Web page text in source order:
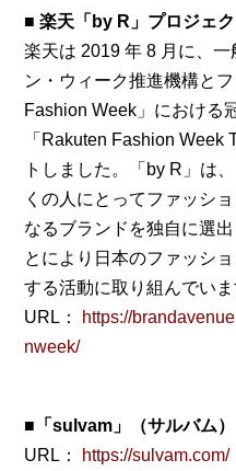
■ 楽天「by R」プロジェ
楽天は 2019 年 8 月に、
ン・ウィーク推進機構と
Fashion Week」における
「Rakuten Fashion Week
トしました。「by R」は
くの人にとってファッシ
なるブランドを独自に選
とにより日本のファッシ
する活動に取り組んでいま
URL： https://
nweek/
■「sulvam」（サルバム
URL： https://sulvam.com/